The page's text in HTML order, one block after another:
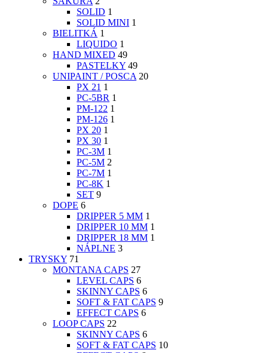
SOLID 1
SOLID MINI 1
BIELITKÁ 1
LIQUIDO 1
HAND MIXED 49
PASTELKY 49
UNIPAINT / POSCA 20
PX 21 1
PC-5BR 1
PM-122 1
PM-126 1
PX 20 1
PX 30 1
PC-3M 1
PC-5M 2
PC-7M 1
PC-8K 1
SET 9
DOPE 6
DRIPPER 5 MM 1
DRIPPER 10 MM 1
DRIPPER 18 MM 1
NÁPLNE 3
TRYSKY 71
MONTANA CAPS 27
LEVEL CAPS 6
SKINNY CAPS 6
SOFT & FAT CAPS 9
EFFECT CAPS 6
LOOP CAPS 22
SKINNY CAPS 6
SOFT & FAT CAPS 10